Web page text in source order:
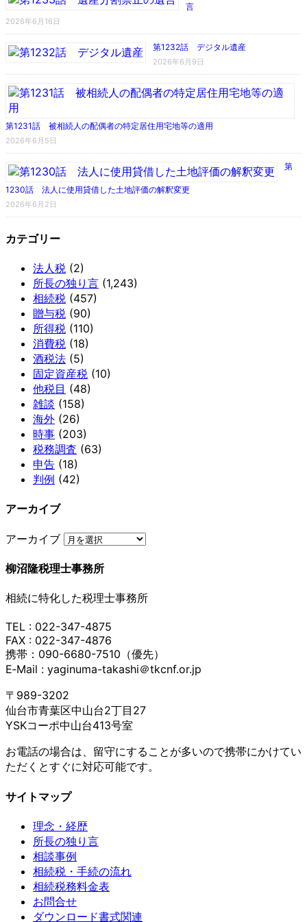
言
2026年6月16日
第1232話 デジタル遺産
2026年6月9日
第1231話 被相続人の配偶者の特定居住用宅地等の適用
2026年6月5日
第
1230話 法人に使用貸借した土地評価の解釈変更
2026年6月2日
カテゴリー
法人税 (2)
所長の独り言 (1,243)
相続税 (457)
贈与税 (90)
所得税 (110)
消費税 (18)
酒税法 (5)
固定資産税 (10)
他税目 (48)
雑談 (158)
海外 (26)
時事 (203)
税務調査 (63)
申告 (18)
判例 (42)
アーカイブ
アーカイブ
柳沼隆税理士事務所
相続に特化した税理士事務所
TEL : 022-347-4875
FAX : 022-347-4876
携帯：090-6680-7510（優先）
E‐Mail : yaginuma-takashi＠tkcnf.or.jp
〒989-3202
仙台市青葉区中山台2丁目27
YSKコーポ中山台413号室
お電話の場合は、留守にすることが多いので携帯にかけてい
ただくとすぐに対応可能です。
サイトマップ
理念・経歴
所長の独り言
相談事例
相続税・手続の流れ
相続税務料金表
お問合せ
ダウンロード書式関連